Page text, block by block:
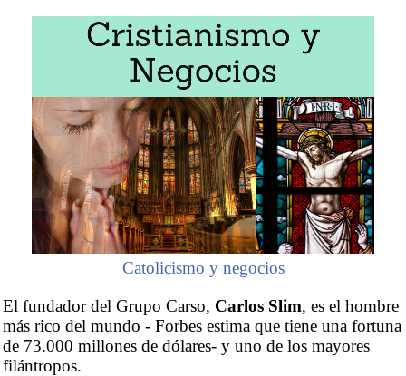
Catolicismo y negocios
El fundador del Grupo Carso, Carlos Slim, es el hombre
más rico del mundo - Forbes estima que tiene una fortuna
de 73.000 millones de dólares- y uno de los mayores
filántropos.